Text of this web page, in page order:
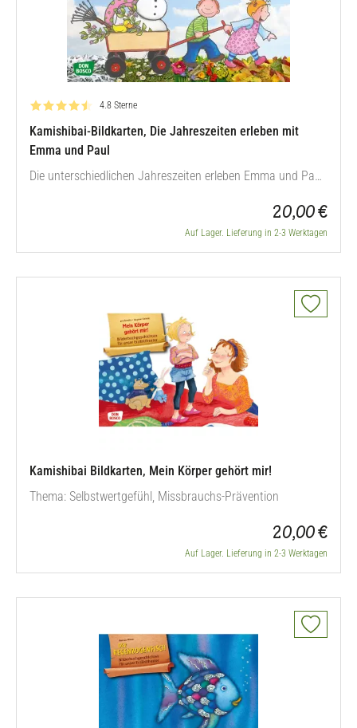
Bewertung: 4.8 von 5
4.8 Sterne
Kamishibai-Bildkarten, Die Jahreszeiten erleben mit
Emma und Paul
Die unterschiedlichen Jahreszeiten erleben Emma und Paul
Sie freuen sich im Frühjahr über die ersten Wiesenblumen,
planschen im Sommer im Wasser, spielen im Herbst im
Laub und machen im Winter lustige Schneeballschlachten.
20,00 €
Auf Lager. Lieferung in 2-3 Werktagen
Kamishibai Bildkarten, Mein Körper gehört mir!
Thema: Selbstwertgefühl, Missbrauchs-Prävention
20,00 €
Auf Lager. Lieferung in 2-3 Werktagen